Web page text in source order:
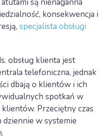
konsekwencja i
specjalista obsługi
obsług klienta jest
telefoniczna, jednak
dbają o klientów i ich
spotkań w
Przeciętny czas
w systemie